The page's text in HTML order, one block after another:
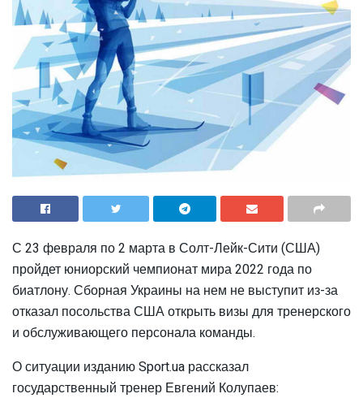
С 23 февраля по 2 марта в Солт-Лейк-Сити (США)
пройдет юниорский чемпионат мира 2022 года по
биатлону. Сборная Украины на нем не выступит из-за
отказал посольства США открыть визы для тренерского
и обслуживающего персонала команды.
О ситуации изданию Sport.ua рассказал
государственный тренер Евгений Колупаев: